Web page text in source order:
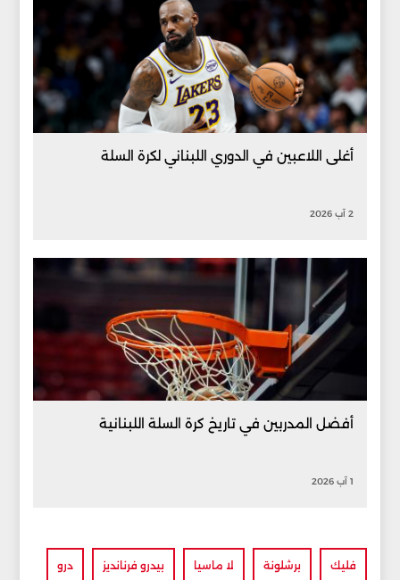
أغلى اللاعبين في الدوري اللبناني لكرة السلة
2 آب 2026
أفضل المدربين في تاريخ كرة السلة اللبنانية
1 آب 2026
فليك برشلونة لا ماسيا بيدرو فرنانديز درو